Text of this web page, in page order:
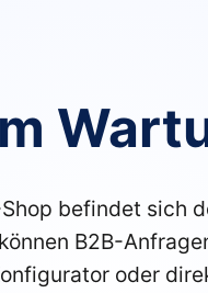
befindet sich
B2B-
oder